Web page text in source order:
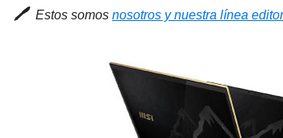
🖊 Estos somos nosotros y nuestra línea